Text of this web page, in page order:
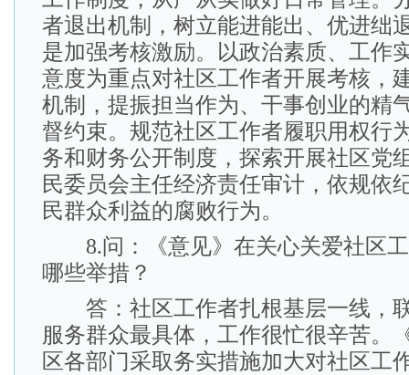
者退出机制，树立能进能出、优进绌
是加强考核激励。以政治素质、工作
意度为重点对社区工作者开展考核，
机制，提振担当作为、干事创业的精
督约束。规范社区工作者履职用权行
务和财务公开制度，探索开展社区党
民委员会主任经济责任审计，依规依
民群众利益的腐败行为。
8.问：《意见》在关心关爱社区工
哪些举措？
答：社区工作者扎根基层一线，
服务群众最具体，工作很忙很辛苦。
区各部门采取务实措施加大对社区工